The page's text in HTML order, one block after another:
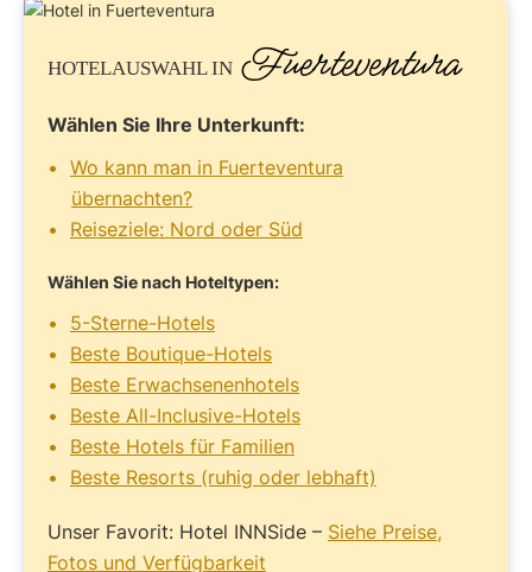
HOTELAUSWAHLIN Fuerteventura
Wählen Sie Ihre Unterkunft:
Wo kann man in Fuerteventura
übernachten?
Reiseziele: Nord oder Süd
Wählen Sie nach Hoteltypen:
5-Sterne-Hotels
Beste Boutique-Hotels
Beste Erwachsenenhotels
Beste All-Inclusive-Hotels
Beste Hotels für Familien
Beste Resorts (ruhig oder lebhaft)
Unser Favorit: Hotel INNSide – Siehe Preise,
Fotos und Verfügbarkeit